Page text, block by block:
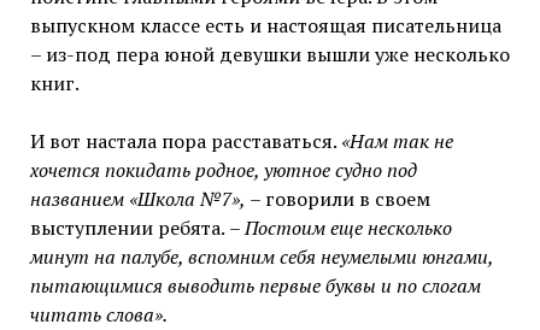
выпускном классе есть и настоящая писательница
– из-под пера юной девушки вышли уже несколько
книг.
И вот настала пора расставаться. «Нам так не
хочется покидать родное, уютное судно под
названием «Школа №7», – говорили в своем
выступлении ребята. – Постоим еще несколько
минут на палубе, вспомним себя неумелыми юнгами,
пытающимися выводить первые буквы и по слогам
читать слова».